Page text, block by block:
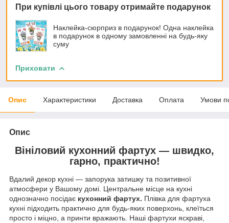
При купівлі цього товару отримайте подарунок
Наклейка-сюрприз в подарунок! Одна наклейка
в подарунок в одному замовленні на будь-яку
суму
Приховати
Опис Характеристики Доставка Оплата Умови
Опис
Вініловий кухонний фартух — швидко,
гарно, практично!
Вдалий декор кухні — запорука затишку та позитивної
атмосфери у Вашому домі. Центральне місце на кухні
однозначно посідає кухонний фартух. Плівка для фартуха
кухні підходить практично для будь-яких поверхонь, клеїться
просто і міцно, а принти вражають. Наші фартухи яскраві,